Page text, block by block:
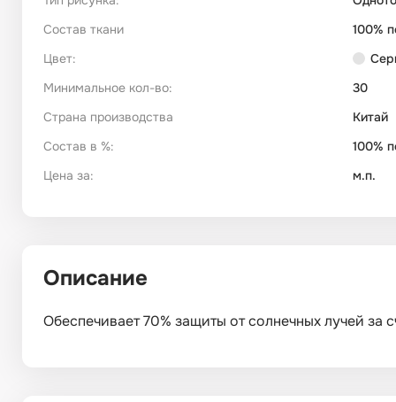
Состав ткани
100%
Цвет:
Минимальное кол-во:
30
Страна производства
Китай
Состав в %:
100%
Цена за:
м.п.
Описание
Обеспечивает 70% защиты от солнечных лучей за